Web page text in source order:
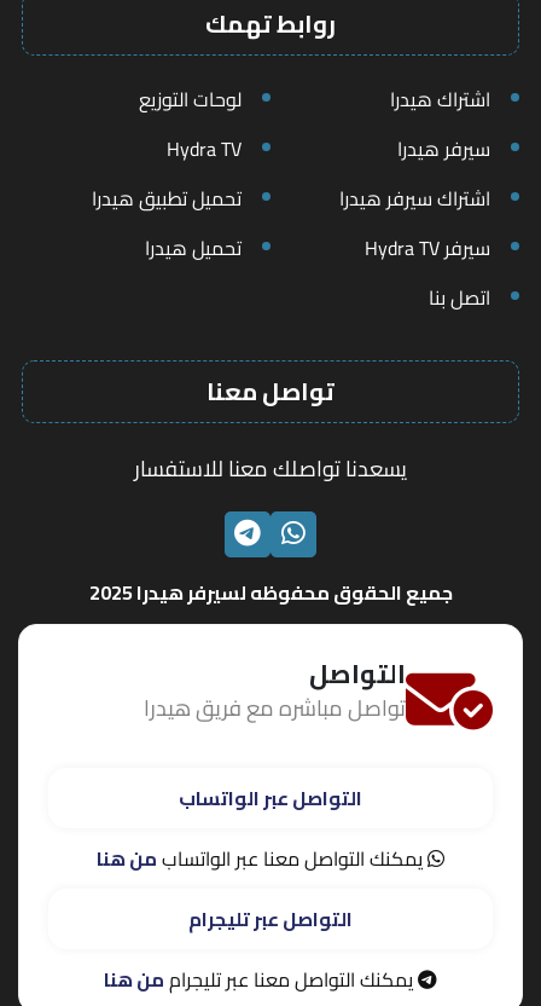
روابط تهمك
اشتراك هيدرا
لوحات التوزيع
سيرفر هيدرا
Hydra TV
اشتراك سيرفر هيدرا
تحميل تطبيق هيدرا
سيرفر Hydra TV
تحميل هيدرا
اتصل بنا
تواصل معنا
يسعدنا تواصلك معنا للاستفسار
الواتسابتليجرام
جميع الحقوق محفوظه لسيرفر هيدرا 2025
التواصل
تواصل مباشره مع فريق هيدرا
التواصل عبر الواتساب
يمكنك التواصل معنا عبر الواتسابمن هنا
التواصل عبر تليجرام
يمكنك التواصل معنا عبر تليجراممن هنا